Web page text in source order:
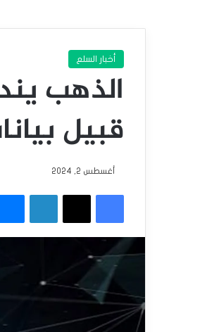
أخبار السلع
الذهب
قبيل
أغسطس 2, 2024
فيسبوك
‫X لينكدإن